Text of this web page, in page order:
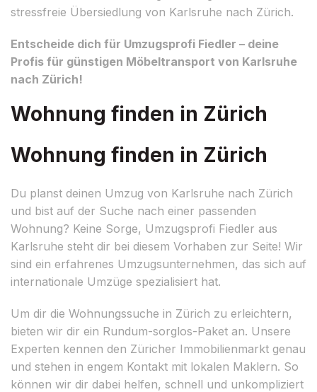
stressfreie Übersiedlung von Karlsruhe nach Zürich.
Entscheide dich für Umzugsprofi Fiedler – deine
Profis für günstigen Möbeltransport von Karlsruhe
nach Zürich!
Wohnung finden in Zürich
Wohnung finden in Zürich
Du planst deinen Umzug von Karlsruhe nach Zürich
und bist auf der Suche nach einer passenden
Wohnung? Keine Sorge, Umzugsprofi Fiedler aus
Karlsruhe steht dir bei diesem Vorhaben zur Seite! Wir
sind ein erfahrenes Umzugsunternehmen, das sich auf
internationale Umzüge spezialisiert hat.
Um dir die Wohnungssuche in Zürich zu erleichtern,
bieten wir dir ein Rundum-sorglos-Paket an. Unsere
Experten kennen den Züricher Immobilienmarkt genau
und stehen in engem Kontakt mit lokalen Maklern. So
können wir dir dabei helfen, schnell und unkompliziert